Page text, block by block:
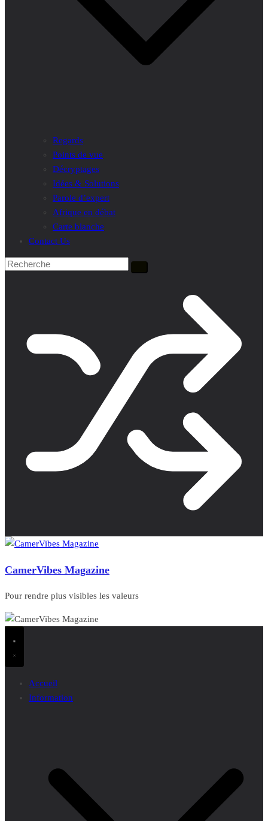
Regards
Points de vue
Décryptages
Idées & Solutions
Parole d’expert
Afrique en débat
Carte blanche
Contact Us
CamerVibes Magazine
Pour rendre plus visibles les valeurs
Accueil
Information